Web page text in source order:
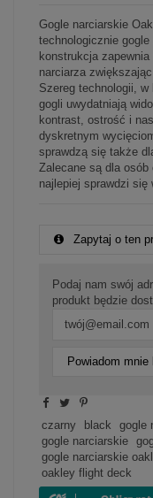
Gogle narciarskie
technologicznie gogle
konstrukcja
narciarza
Szereg technologii,
gogli uwydatniają
kontrast, ostrość i
dyskretnym
sprawdzą się także
Zalecane są dla
najlepiej sprawdzi się
Zapytaj o ten
Podaj nam swój
produkt będzie
Powiadom
czarny black gogle
gogle narciarskie
gogle narciarskie
oakley flight deck